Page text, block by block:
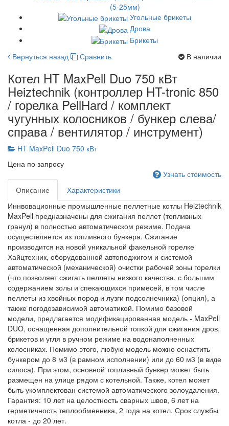
(5-25мм)
Угольные брикеты
Дрова
Брикеты
Вернуться назад
Сравнить В наличии
Котел HT MaxPell Duo 750 кВт
Heiztechnik (контроллер HT-tronic 850
/ горелка PellHard / комплект
чугунных колосников / бункер слева/
справа / вентилятор / инструмент)
HT MaxPell Duo 750 кВт
Цена по запросу
Узнать стоимость
Описание
Характеристики
Иннвовационные промышленные пеллетные котлы Heiztechnik
MaxPell предназначены для сжигания пеллет (топливных
гранул) в полностью автоматическом режиме. Подача
осуществляется из топливного бункера. Сжигание
производится на новой уникальной факельной горелке
Хайцтехник, оборудованной автоподжигом и системой
автоматической (механической) очистки рабочей зоны горелки
(что позволяет сжигать пеллеты низкого качества, с большим
содержанием золы и спекающихся примесей, в том числе
пеллеты из хвойных пород и лузги подсолнечника) (опция), а
также погодозависимой автоматикой. Помимо базовой
модели, предлагается модификацированная модель - MaxPell
DUO, оснащенная дополнительной топкой для сжигания дров,
брикетов и угля в ручном режиме на водонаполненных
колосниках. Помимо этого, любую модель можно оснастить
бункером до 8 м3 (в рамном исполнении) или до 60 м3 (в виде
силоса). При этом, основной топливный бункер может быть
размещен на улице рядом с котельной. Также, котел может
быть укомплектован системой автоматического золоудаления.
Гарантия: 10 лет на целостность сварных швов, 6 лет на
герметичность теплообменника, 2 года на котел. Срок службы
котла - до 20 лет.